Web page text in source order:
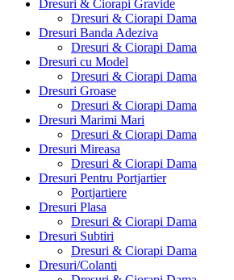
Dresuri & Ciorapi Gravide
Dresuri & Ciorapi Dama
Dresuri Banda Adeziva
Dresuri & Ciorapi Dama
Dresuri cu Model
Dresuri & Ciorapi Dama
Dresuri Groase
Dresuri & Ciorapi Dama
Dresuri Marimi Mari
Dresuri & Ciorapi Dama
Dresuri Mireasa
Dresuri & Ciorapi Dama
Dresuri Pentru Portjartier
Portjartiere
Dresuri Plasa
Dresuri & Ciorapi Dama
Dresuri Subtiri
Dresuri & Ciorapi Dama
Dresuri/Colanti